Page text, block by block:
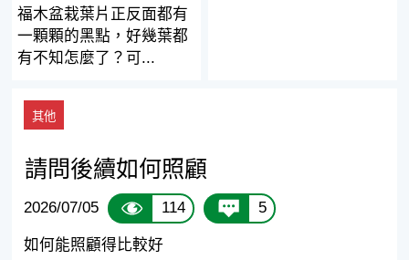
福木盆栽葉片正反面都有
一顆顆的黑點，好幾葉都
有不知怎麼了？可...
其他
請問後續如何照顧
2026/07/05 114 5
如何能照顧得比較好